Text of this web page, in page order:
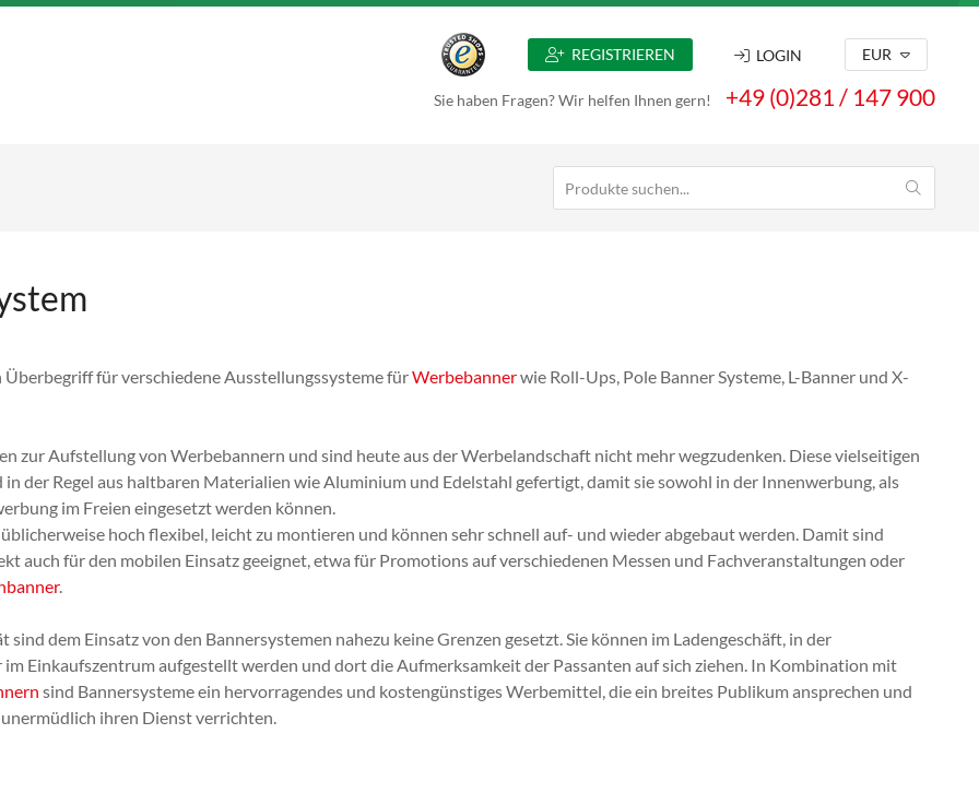
REGISTRIEREN LOGIN EUR
Sie haben Fragen? Wir helfen Ihnen gern! +49 (0)281 / 147 900
Überbegriff für verschiedene Ausstellungssysteme fürWerbebannerwie Roll-Ups, Pole Banner Systeme, L-Banner und X-
zur Aufstellung von Werbebannern und sind heute aus der Werbelandschaft nicht mehr wegzudenken. Diese vielseitigen
der Regel aus haltbaren Materialien wie Aluminium und Edelstahl gefertigt, damit sie sowohl in der Innenwerbung, als
im Freien eingesetzt werden können.
hoch flexibel, leicht zu montieren und können sehr schnell auf- und wieder abgebaut werden. Damit sind
auch für den mobilen Einsatz geeignet, etwa für Promotions auf verschiedenen Messen und Fachveranstaltungen oder
.
dem Einsatz von den Bannersystemen nahezu keine Grenzen gesetzt. Sie können im Ladengeschäft, in der
im Einkaufszentrum aufgestellt werden und dort die Aufmerksamkeit der Passanten auf sich ziehen. In Kombination mit
sind Bannersysteme ein hervorragendes und kostengünstiges Werbemittel, die ein breites Publikum ansprechen und
ihren Dienst verrichten.